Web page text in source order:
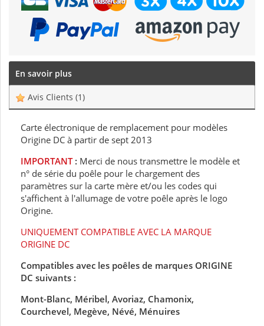
En savoir plus
Avis Clients (1)
Carte électronique de remplacement pour modèles
Origine DC à partir de sept 2013
IMPORTANT : Merci de nous transmettre le modèle et
n° de série du poêle pour le chargement des
paramètres sur la carte mère et/ou les codes qui
s'affichent à l'allumage de votre poêle après le logo
Origine.
UNIQUEMENT COMPATIBLE AVEC LA MARQUE
ORIGINE DC
Compatibles avec les poêles de marques ORIGINE
DC suivants :
Mont-Blanc, Méribel, Avoriaz, Chamonix,
Courchevel, Megève, Névé, Ménuires